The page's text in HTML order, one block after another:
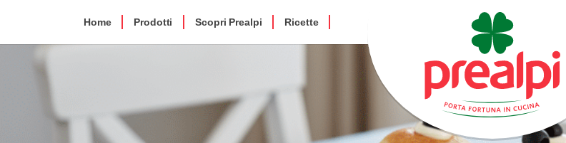
Home Prodotti Scopri Prealpi Ricette